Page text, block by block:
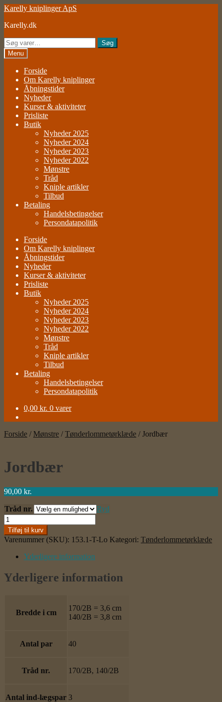
Spring
navigation
Spring
indhold
Karelly kniplinger ApS
Karelly.dk
Søg
efter:
Søg
Menu
Forside
Om Karelly kniplinger
Åbningstider
Nyheder
Kurser & aktiviteter
Prisliste
Butik
Nyheder 2025
Nyheder 2024
Nyheder 2023
Nyheder 2022
Mønstre
Tråd
Kniple artikler
Tilbud
Betaling
Handelsbetingelser
Persondatapolitik
Forside
Om Karelly kniplinger
Åbningstider
Nyheder
Kurser & aktiviteter
Prisliste
Butik
Nyheder 2025
Nyheder 2024
Nyheder 2023
Nyheder 2022
Mønstre
Tråd
Kniple artikler
Tilbud
Betaling
Handelsbetingelser
Persondatapolitik
0,00 kr. 0 varer
Forside / Mønstre /Tønderlommetørklæde /Jordbær
Jordbær
90,00 kr.
Tråd nr.
Ryd
Jordbær
antal
Tilføj til kurv
Varenummer (SKU): 153.1-T-Lo Kategori: Tønderlommetørklæde
Yderligere information
Yderligere information
Bredde i cm
170/2B = 3,6 cm
140/2B = 3,8 cm
Antal par 40
Tråd nr. 170/2B, 140/2B
Antal ind-lægspar 3